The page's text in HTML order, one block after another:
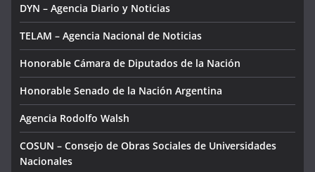
DYN – Agencia Diario y Noticias
TELAM – Agencia Nacional de Noticias
Honorable Cámara de Diputados de la Nación
Honorable Senado de la Nación Argentina
Agencia Rodolfo Walsh
COSUN – Consejo de Obras Sociales de Universidades
Nacionales